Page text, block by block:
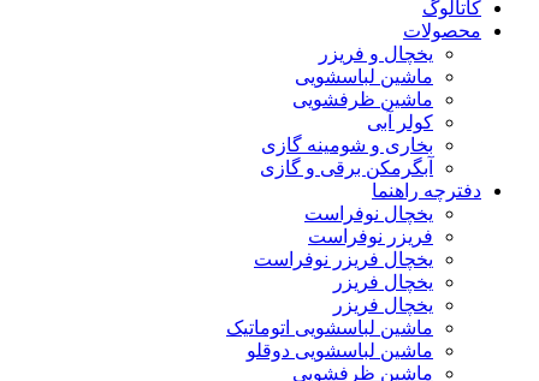
کاتالوگ
محصولات
یخچال و فریزر
ماشین لباسشویی
ماشین ظرفشویی
کولر آبی
بخاری و شومینه گازی
آبگرمکن برقی و گازی
دفترچه راهنما
یخچال نوفراست
فریزر نوفراست
یخچال فریزر نوفراست
یخچال فریزر
یخچال فریزر
ماشین لباسشویی اتوماتیک
ماشین لباسشویی دوقلو
ماشین ظرفشویی